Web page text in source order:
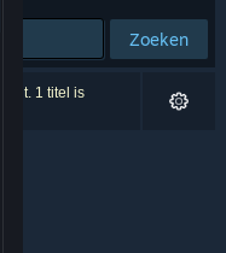
Zoeken
1 titel is